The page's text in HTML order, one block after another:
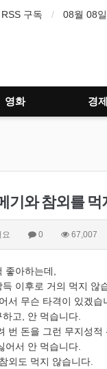
RSS 구독 08월 08
영화 경제
기와 참외를 먹
요 0 67,007
좋아하는데,
이후로 거의 먹지 않
서 무슨 타격이 있겠습
고, 안 먹습니다.
번 돈을 그런 무지성적
어서 안 먹습니다.
외도 먹지 않습니다.